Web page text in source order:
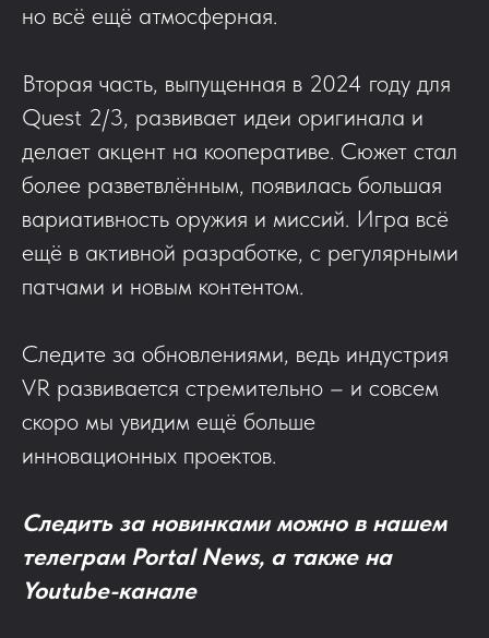
но всё ещё атмосферная.
Вторая часть, выпущенная в 2024 году для
Quest 2/3, развивает идеи оригинала и
делает акцент на кооперативе. Сюжет стал
более разветвлённым, появилась большая
вариативность оружия и миссий. Игра всё
ещё в активной разработке, с регулярными
патчами и новым контентом.
Следите за обновлениями, ведь индустрия
VR развивается стремительно – и совсем
скоро мы увидим ещё больше
инновационных проектов.
Следить за новинками можно в нашем
телеграм Portal News, а также на
Youtube-канале